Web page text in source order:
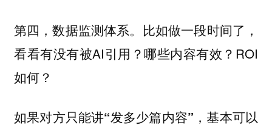
第四，数据监测体系。比如做一段时间了，
看看有没有被AI引用？哪些内容有效？ROI
如何？
如果对方只能讲“发多少篇内容”，基本可以